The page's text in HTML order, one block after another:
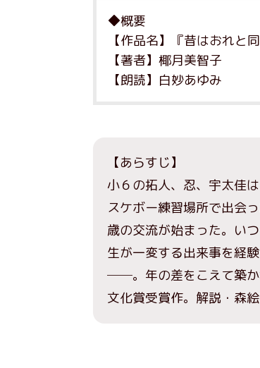
◆概要
【作品名】『昔はおれと
【著者】椰月美智子
【朗読】白妙あゆみ
【あらすじ】
小６の拓人、忍、宇太佳
スケボー練習場所で出会
歳の交流が始まった。い
生が一変する出来事を経
──。年の差をこえて築か
文化賞受賞作。解説・森